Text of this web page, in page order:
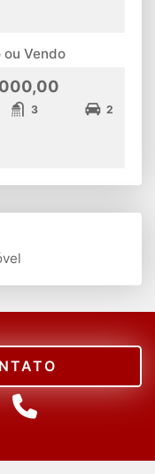
Vendo
3 2